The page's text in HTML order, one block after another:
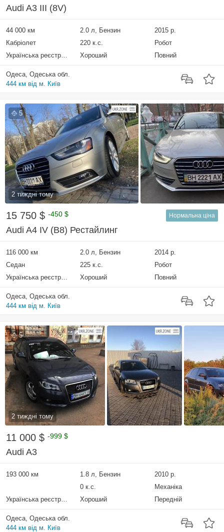
Audi A3 III (8V)
44 000 км 2.0 л, Бензин
2015 р.
Кабріолет
220 к.с.
Робот
Українська реєстрація
Хороший Повний
Одеса, Одеська обл.
444 км від м. Київ
5
2 тиждні тому
15 750 $ -450 $ Нормальна ціна
Audi A4 IV (B8) Рестайлинг
116 000 км 2.0 л, Бензин
2014 р.
Седан
225 к.с.
Робот
Українська реєстрація
Хороший Повний
Одеса, Одеська обл.
444 км від м. Київ
5
2 тиждні тому
11 000 $ -999 $
Audi A3
193 000 км 1.8 л, Бензин
2010 р.
0 к.с.
Механіка
Українська реєстрація
Хороший Передній
Одеса, Одеська обл.
444 км від м. Київ